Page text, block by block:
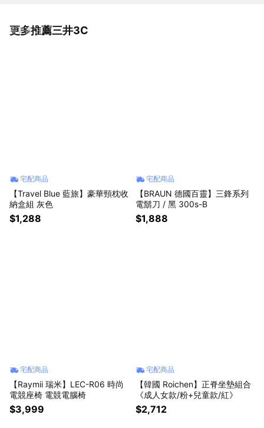
更多推薦三井3C
看更多
宅配商品
【Travel Blue 藍旅】豪華頸枕收
納盒組 灰色
$1,288
宅配商品
【BRAUN 德國百靈】三鋒系列
電鬍刀 / 黑 300s-B
$1,888
宅配商品
【Raymii 瑞米】LEC-R06 時尚
電競座椅 電競電腦椅
$3,999
宅配商品
【韓國 Roichen】正脊坐墊組合
《成人女款/粉+兒童款/紅》
$2,712